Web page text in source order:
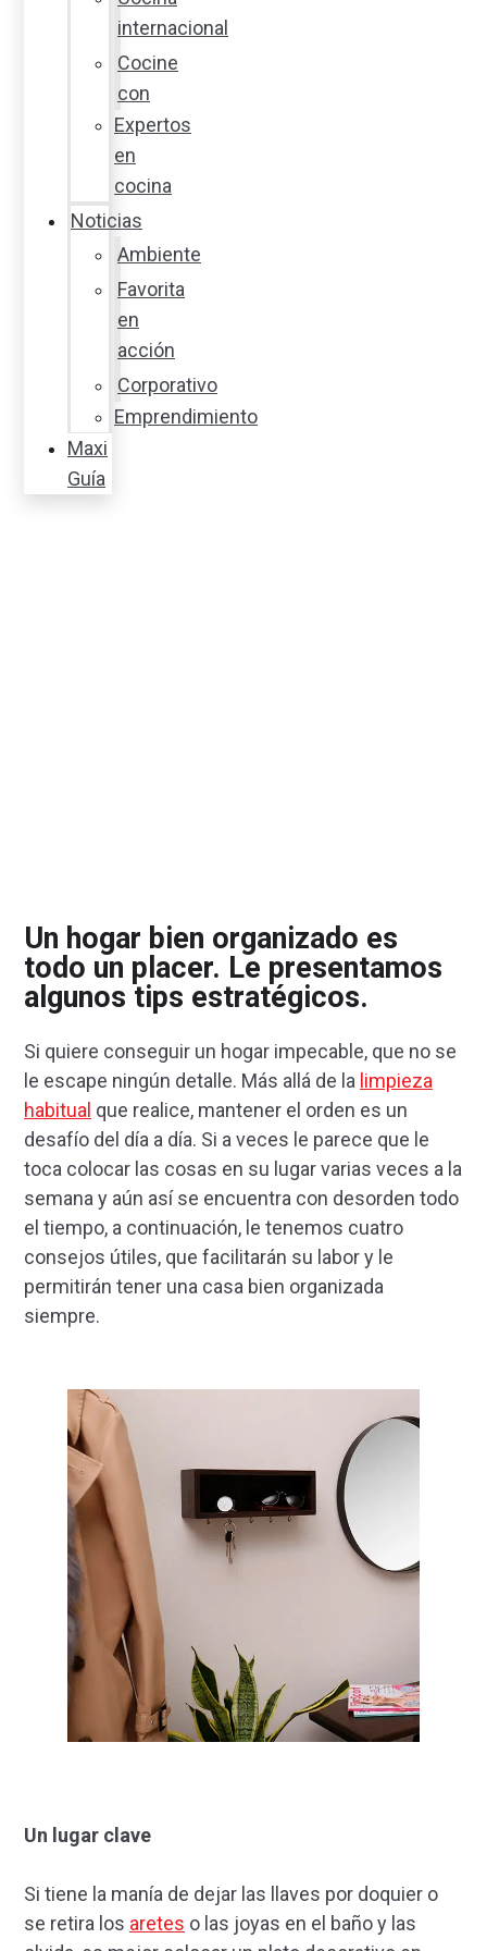
internacional
Cocine
con
Expertos
en
cocina
Noticias
Ambiente
Favorita
en
acción
Corporativo
Emprendimiento
Maxi
Guía
Un hogar bien organizado es
todo un placer. Le presentamos
algunos tips estratégicos.
Si quiere conseguir un hogar impecable, que no se
le escape ningún detalle. Más allá de la limpieza
habitual que realice, mantener el orden es un
desafío del día a día. Si a veces le parece que le
toca colocar las cosas en su lugar varias veces a la
semana y aún así se encuentra con desorden todo
el tiempo, a continuación, le tenemos cuatro
consejos útiles, que facilitarán su labor y le
permitirán tener una casa bien organizada
siempre.
Un lugar clave
Si tiene la manía de dejar las llaves por doquier o
se retira los aretes o las joyas en el baño y las